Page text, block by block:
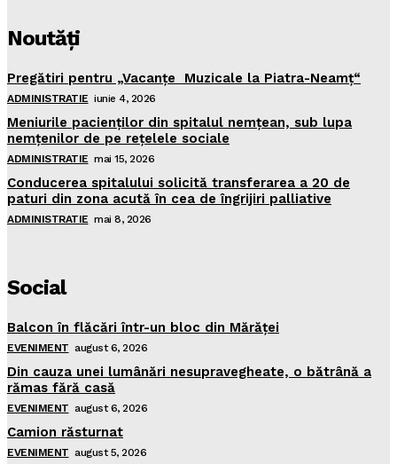
Noutăţi
Pregătiri pentru „Vacanţe Muzicale la Piatra-Neamţ“
ADMINISTRATIE iunie 4, 2026
Meniurile pacienţilor din spitalul nemţean, sub lupa
nemţenilor de pe reţelele sociale
ADMINISTRATIE mai 15, 2026
Conducerea spitalului solicită transferarea a 20 de
paturi din zona acută în cea de îngrijiri palliative
ADMINISTRATIE mai 8, 2026
Social
Balcon în flăcări într-un bloc din Mărăţei
EVENIMENT august 6, 2026
Din cauza unei lumânări nesupravegheate, o bătrână a
rămas fără casă
EVENIMENT august 6, 2026
Camion răsturnat
EVENIMENT august 5, 2026